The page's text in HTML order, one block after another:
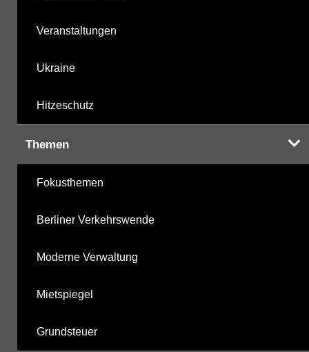
Veranstaltungen
Ukraine
Hitzeschutz
Themen
Fokusthemen
Berliner Verkehrswende
Moderne Verwaltung
Mietspiegel
Grundsteuer